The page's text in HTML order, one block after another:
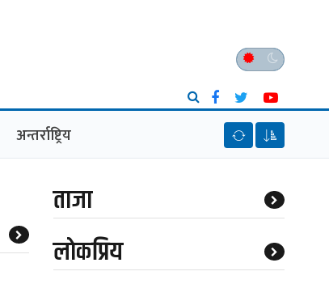
अन्तर्राष्ट्रिय
ताजा
लाेकप्रिय